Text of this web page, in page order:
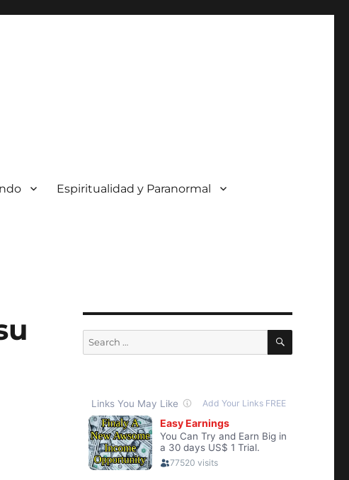
Espiritualidad y Paranormal
Search
for:
SEARCH